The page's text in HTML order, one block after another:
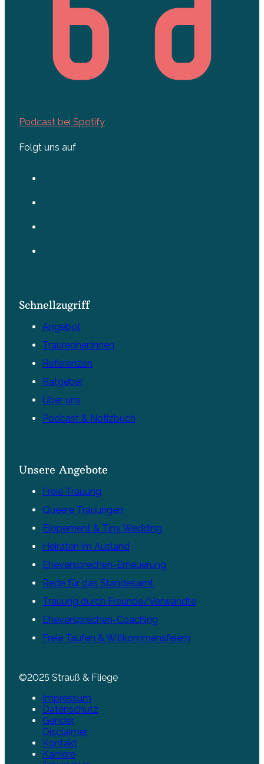
Podcast bei Spotify
Folgt uns auf
Schnellzugriff
Angebot
Trauredner:innen
Referenzen
Ratgeber
Über uns
Podcast & Notizbuch
Unsere Angebote
Freie Trauung
Queere Trauungen
Elopement & Tiny Wedding
Heiraten im Ausland
Eheversprechen-Erneuerung
Rede für das Standesamt
Trauung durch Freunde/Verwandte
Eheversprechen-Coaching
Freie Taufen & Willkommensfeiern
©2025 Strauß & Fliege
Impressum
Datenschutz
Gender
Disclaimer
Kontakt
Karriere